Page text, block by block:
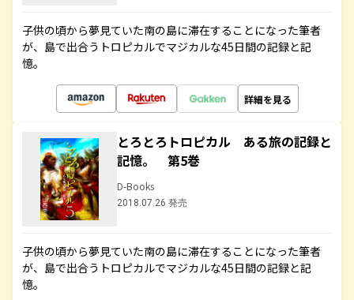
子供の頃から夢見ていた南の島に滞在することになった筆者
が、島で出合うトロピカルでマジカルな45日間の記録と記
憶。
詳細を見る
とろとろトロピカル ある旅の記録と
記憶。 第5巻
D-Books
2018.07.26 発売
子供の頃から夢見ていた南の島に滞在することになった筆者
が、島で出合うトロピカルでマジカルな45日間の記録と記
憶。